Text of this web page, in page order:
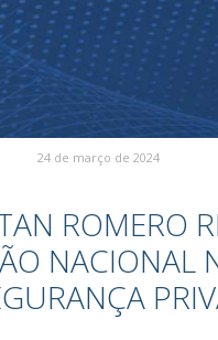
24 de março de 2024
ROMERO
NACIONAL